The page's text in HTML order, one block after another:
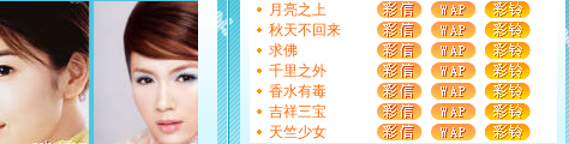
能正大光明地骚扰你,告诉你,圣诞要快乐!新年要快乐!天天
都要快乐噢!
[圣诞节]奉上一颗祝福的心,在这个特别的日子里,愿幸福,
如意,快乐,鲜花,一切美好的祝愿与你同在.圣诞快乐!
[元旦]
看到你我会触电；看不到你我要充电；没有你我会
断电。爱你是我职业，想你是我事业，抱你是我特长，吻
你是我专业！水晶之恋祝你新年快乐
月亮之上
秋天不回来
求佛
千里之外
香水有毒
吉祥三宝
天竺少女